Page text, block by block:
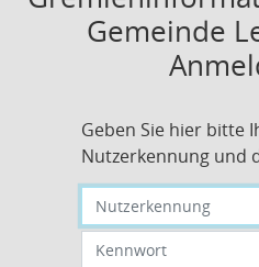
Gemeinde
Geben Sie hier bitte
Nutzerkennung und
Nutzerkennung eingeben
Kennwort eingeben